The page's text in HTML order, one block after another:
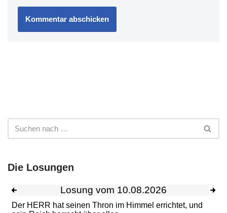
Die Losungen